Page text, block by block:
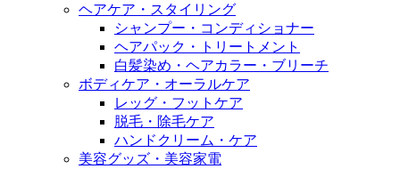
ヘアケア・スタイリング
シャンプー・コンディショナー
ヘアパック・トリートメント
白髪染め・ヘアカラー・ブリーチ
ボディケア・オーラルケア
レッグ・フットケア
脱毛・除毛ケア
ハンドクリーム・ケア
美容グッズ・美容家電